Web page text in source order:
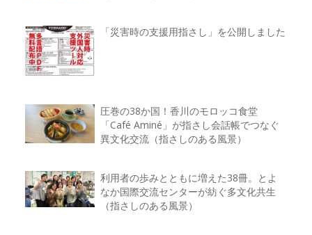
「災害時の支援用指さし」を公開しました
圧巻の38か国！香川のモロッコ食堂
「Café Aminé」が指さし会話帳でつなぐ
異文化交流（指さしのある風景）
利用者の歩みとともに増えた38冊。とよ
なか国際交流センターが紡ぐ多文化共生
（指さしのある風景）